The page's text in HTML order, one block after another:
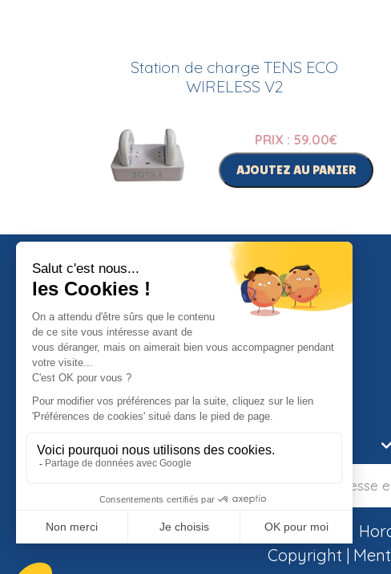
Station de charge TENS ECO
WIRELESS V2
PRIX : 59.00€
AJOUTEZ AU PANIER
Expédition en 24 heures
( hors WE et jours fériés )
Copyright |